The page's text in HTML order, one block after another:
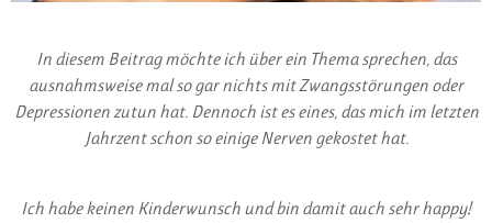
In diesem Beitrag möchte ich über ein Thema sprechen, das
ausnahmsweise mal so gar nichts mit Zwangsstörungen oder
Depressionen zutun hat. Dennoch ist es eines, das mich im letzten
Jahrzent schon so einige Nerven gekostet hat.
Ich habe keinen Kinderwunsch und bin damit auch sehr happy!